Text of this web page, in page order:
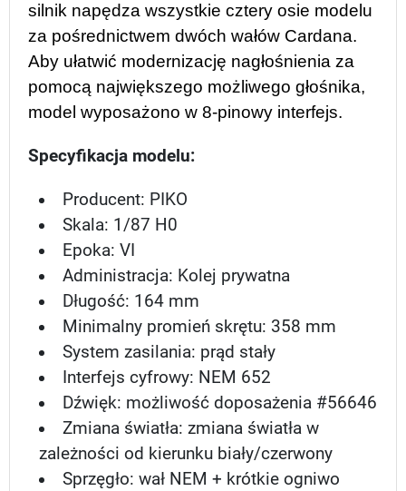
silnik napędza wszystkie cztery osie modelu
za pośrednictwem dwóch wałów Cardana.
Aby ułatwić modernizację nagłośnienia za
pomocą największego możliwego głośnika,
model wyposażono w 8-pinowy interfejs.
Specyfikacja modelu:
Producent: PIKO
Skala: 1/87 H0
Epoka: VI
Administracja: Kolej prywatna
Długość: 164 mm
Minimalny promień skrętu: 358 mm
System zasilania: prąd stały
Interfejs cyfrowy: NEM 652
Dźwięk: możliwość doposażenia #56646
Zmiana światła: zmiana światła w
zależności od kierunku biały/czerwony
Sprzęgło: wał NEM + krótkie ogniwo